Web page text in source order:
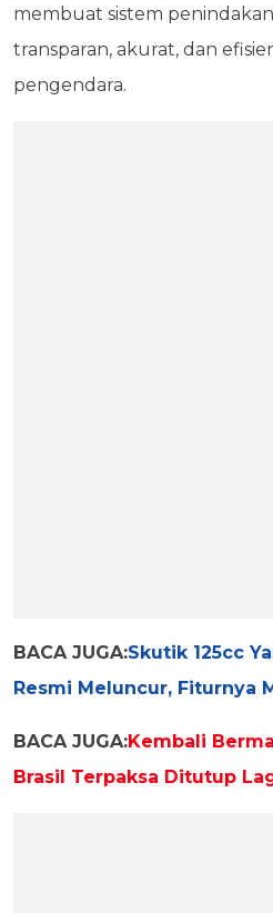
membuat sistem
transparan, akurat, dan
pengendara.
BACA JUGA:Skutik 125cc
Resmi Meluncur, Fiturnya
BACA JUGA:Kembali
Brasil Terpaksa Ditutup